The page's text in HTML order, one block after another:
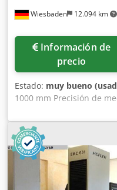
Wiesbaden 12.094 km
Información de
precio
Estado: muy bueno
1000 mm Precisión de
Dedpfx Aijzibt Ie Asck
Peso aproximado: 30 kg